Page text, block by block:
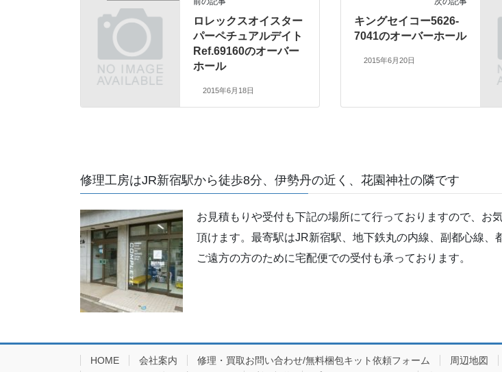
ロレックスオイスター
パーペチュアルデイト
Ref.69160のオーバー
ホール
2015年6月18日
キングセイコー5626-
7041のオーバーホール
2015年6月20日
修理工房はJR新宿駅から徒歩8分、伊勢丹の近く、花園神社の隣です
お見積もりや受付も下記の場所にて行っておりますので、お
頂けます。最寄駅はJR新宿駅、地下鉄丸の内線、副都心線、
ご遠方の方のために宅配便での受付も承っております。
HOME 会社案内 修理・買取お問い合わせ/無料梱包キット依頼フォーム 周辺地図